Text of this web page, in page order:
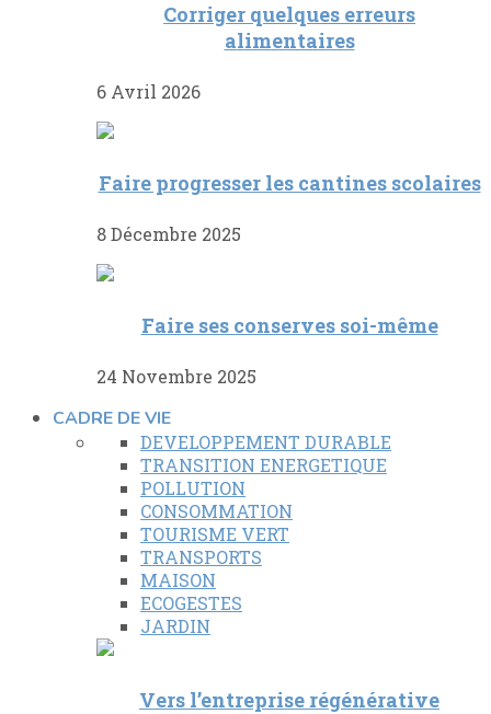
Corriger quelques erreurs
alimentaires
6 Avril 2026
Faire progresser les cantines scolaires
8 Décembre 2025
Faire ses conserves soi-même
24 Novembre 2025
CADRE DE VIE
DEVELOPPEMENT DURABLE
TRANSITION ENERGETIQUE
POLLUTION
CONSOMMATION
TOURISME VERT
TRANSPORTS
MAISON
ECOGESTES
JARDIN
Vers l’entreprise régénérative